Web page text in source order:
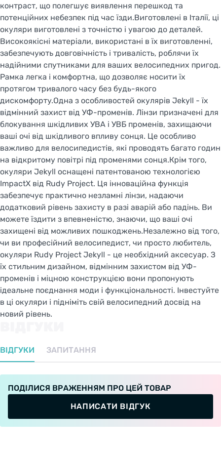
контраст, що полегшує виявлення перешкод та
потенційних небезпек під час їзди.Виготовлені в Італії, ці
окуляри виготовлені з точністю і увагою до деталей.
Високоякісні матеріали, використані в їх виготовленні,
забезпечують довговічність і тривалість, роблячи їх
надійними спутниками для ваших велосипедних пригод.
Рамка легка і комфортна, що дозволяє носити їх
протягом тривалого часу без будь-якого
дискомфорту.Одна з особливостей окулярів Jekyll - їх
відмінний захист від УФ-променів. Лінзи призначені для
блокування шкідливих УВА і УВБ променів, захищаючи
ваші очі від шкідливого впливу сонця. Це особливо
важливо для велосипедистів, які проводять багато годин
на відкритому повітрі під променями сонця.Крім того,
окуляри Jekyll оснащені патентованою технологією
ImpactX від Rudy Project. Ця інноваційна функція
забезпечує практично незламні лінзи, надаючи
додатковий рівень захисту в разі аварій або падінь. Ви
можете їздити з впевненістю, знаючи, що ваші очі
захищені від можливих пошкоджень.Незалежно від того,
чи ви професійний велосипедист, чи просто любитель,
окуляри Rudy Project Jekyll - це необхідний аксесуар. З
їх стильним дизайном, відмінним захистом від УФ-
променів і міцною конструкцією вони пропонують
ідеальне поєднання моди і функціональності. Інвестуйте
в ці окуляри і підніміть свій велосипедний досвід на
новий рівень.
ВІДГУКИ ЗАПИТАННЯ
ПОДІЛИСЯ ВРАЖЕННЯМ ПРО ЦЕЙ ТОВАР
НАПИСАТИ ВІДГУК
Welcome!
Do you want to switch to the Dutch version of the
site or stay on the Ukrainian version?
SWITCH TO FACEBIKE.NL
STAY ON FACEBIKE.UA